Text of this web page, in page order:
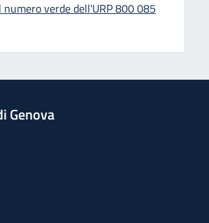
numero verde dell'URP 800 085
Genova